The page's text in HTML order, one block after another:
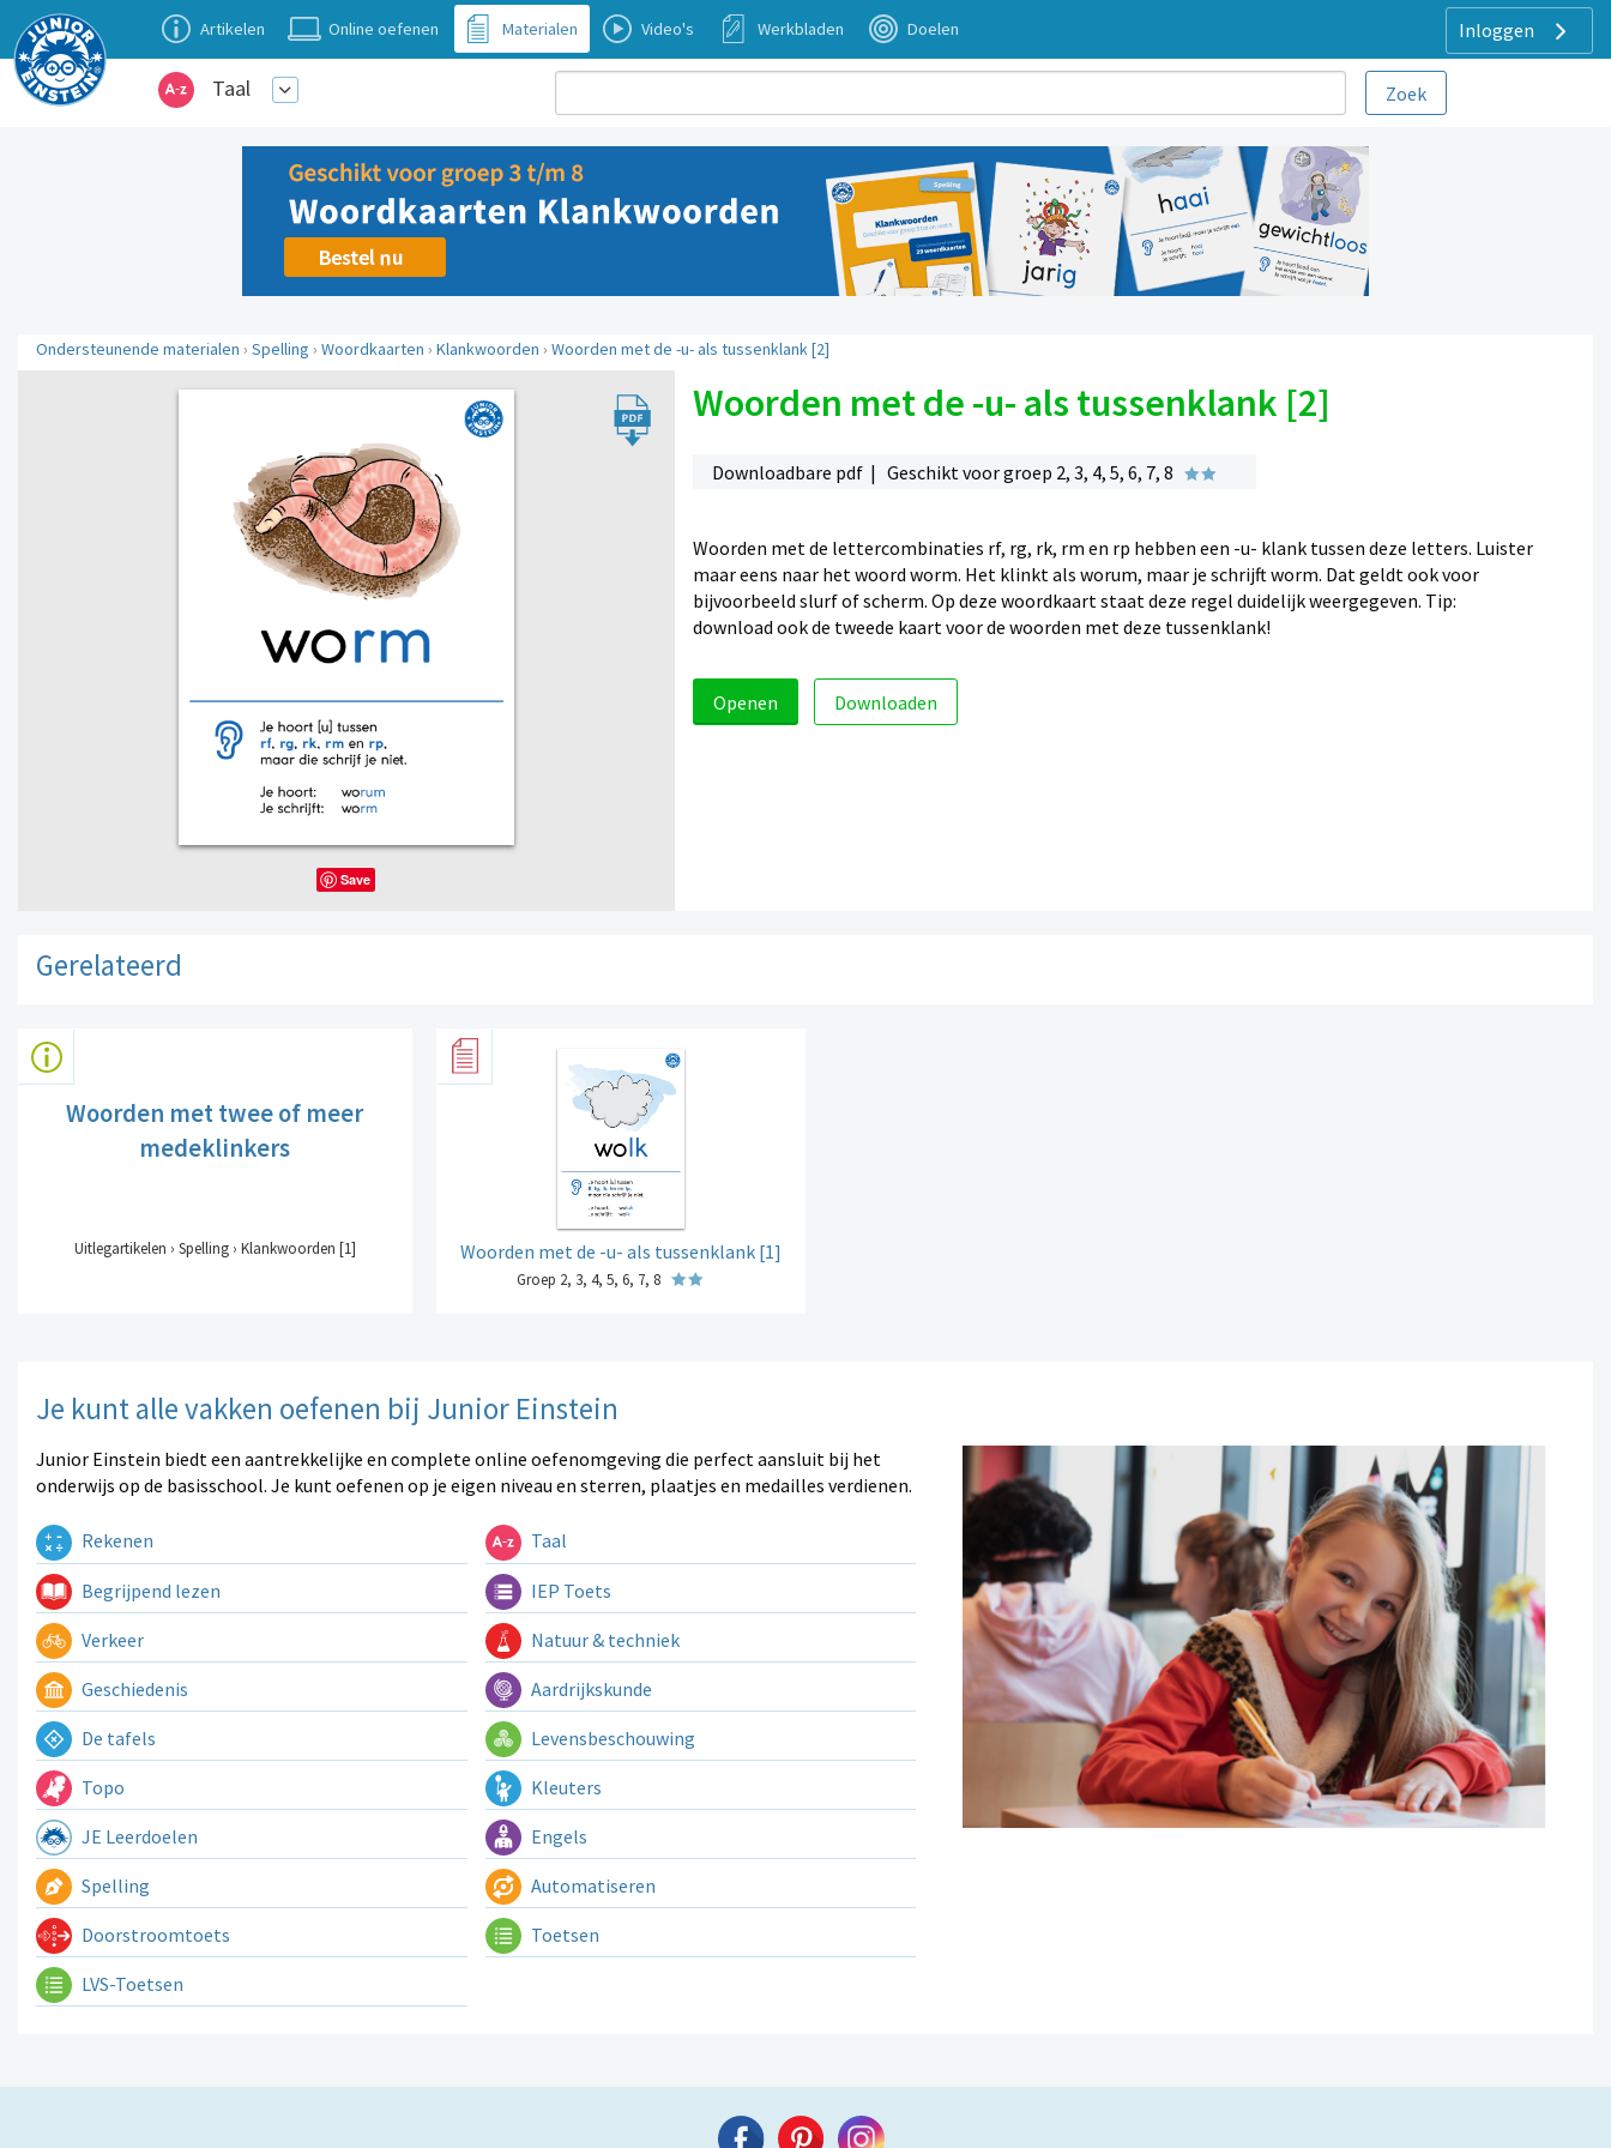
Inloggen
Artikelen Online oefenen Materialen Video's Werkbladen Doelen
Taal
Ondersteunende materialen › Spelling › Woordkaarten › Klankwoorden › Woorden met de -u- als tussenklank [2]
Woorden met de -u- als tussenklank [2]
Downloadbare pdf | Geschikt voor groep 2, 3, 4, 5, 6, 7, 8
Woorden met de lettercombinaties rf, rg, rk, rm en rp hebben een -u- klank tussen deze letters. Luister
maar eens naar het woord worm. Het klinkt als worum, maar je schrijft worm. Dat geldt ook voor
bijvoorbeeld slurf of scherm. Op deze woordkaart staat deze regel duidelijk weergegeven. Tip:
download ook de tweede kaart voor de woorden met deze tussenklank!
Openen Downloaden
Save
Gerelateerd
Woorden met twee of meer
medeklinkers
Uitlegartikelen › Spelling › Klankwoorden [1] Woorden met de -u- als tussenklank [1]
Groep 2, 3, 4, 5, 6, 7, 8
Je kunt alle vakken oefenen bij Junior Einstein
Junior Einstein biedt een aantrekkelijke en complete online oefenomgeving die perfect aansluit bij het
onderwijs op de basisschool. Je kunt oefenen op je eigen niveau en sterren, plaatjes en medailles verdienen.
Rekenen Taal
Begrijpend lezen IEP Toets
Verkeer Natuur & techniek
Geschiedenis Aardrijkskunde
De tafels Levensbeschouwing
Topo Kleuters
JE Leerdoelen Engels
Spelling Automatiseren
Doorstroomtoets Toetsen
LVS-Toetsen